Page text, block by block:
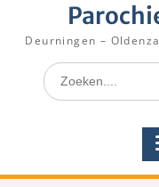
Deurningen –
Search
for: